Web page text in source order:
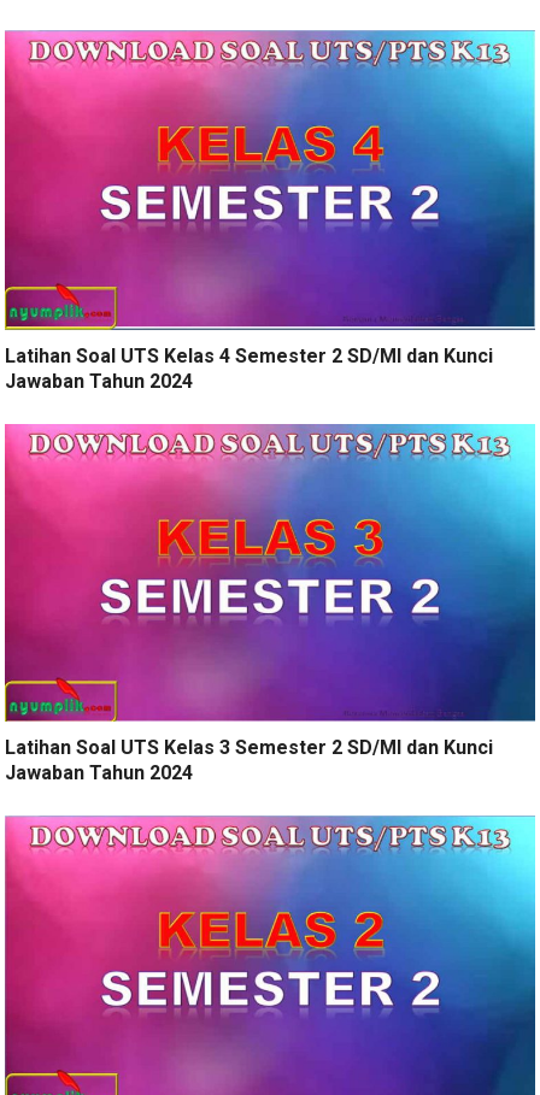
Latihan Soal UTS Kelas 4 Semester 2 SD/MI dan Kunci
Jawaban Tahun 2024
Latihan Soal UTS Kelas 3 Semester 2 SD/MI dan Kunci
Jawaban Tahun 2024